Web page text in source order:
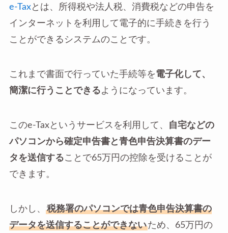
e-Taxとは、所得税や法人税、消費税などの申告を
インターネットを利用して電子的に手続きを行う
ことができるシステムのことです。
これまで書面で行っていた手続等を電子化して、
簡潔に行うことできるようになっています。
このe-Taxというサービスを利用して、
自宅などの
パソコンから確定申告書と青色申告決算書のデー
タを送信することで65万円の控除を受けることが
できます。
しかし、
税務署のパソコンでは青色申告決算書の
データを送信することができないため、65万円の